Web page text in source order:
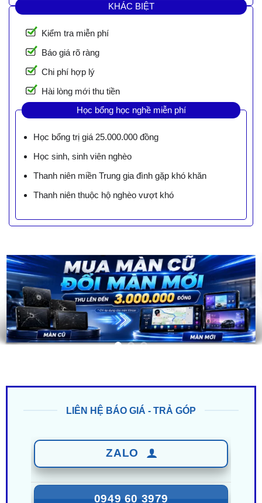
KHÁC BIỆT
Kiểm tra miễn phí
Báo giá rõ ràng
Chi phí hợp lý
Hài lòng mới thu tiền
Học bổng học nghề miễn phí
Học bổng trị giá 25.000.000 đồng
Học sinh, sinh viên nghèo
Thanh niên miền Trung gia đình gặp khó khăn
Thanh niên thuộc hộ nghèo vượt khó
0949 60 3979